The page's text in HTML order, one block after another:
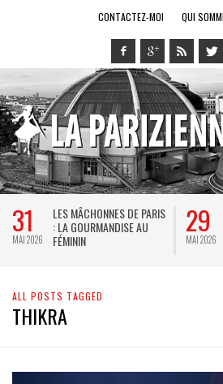
CONTACTEZ-MOI QUI
31
MAI 2026
LES MÂCHONNES DE PARIS
: LA GOURMANDISE AU
FÉMININ
29
MAI 2026
ALL POSTS TAGGED
THIKRA